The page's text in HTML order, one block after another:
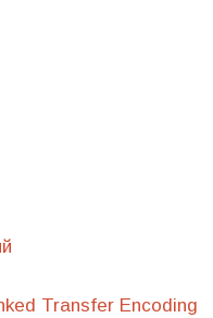
Transfer Encoding